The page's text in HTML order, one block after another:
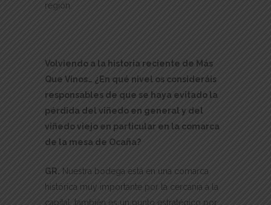
región.
Volviendo a la historia reciente de Más
Que Vinos… ¿En qué nivel os consideráis
responsables de que se haya evitado la
pérdida del viñedo en general y del
viñedo viejo en particular en la comarca
de la mesa de Ocaña?
GR. Nuestra bodega está en una comarca
histórica muy importante por la cercanía a la
capital, también es un punto estratégico por